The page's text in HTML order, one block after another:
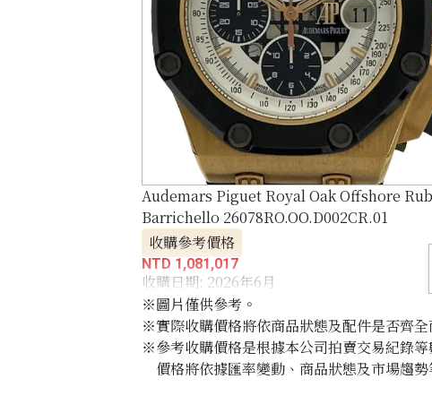
Audemars Piguet Royal Oak Offshore
Barrichello 26078RO.OO.D002CR.01
收購參考價格
NTD 1,081,017
收購日期: 2026年6月
※圖片僅供參考。
※實際收購價格將依商品狀態及配件是否齊全
※參考收購價格是根據本公司拍賣交易紀錄
價格將依據匯率變動、商品狀態及市場趨